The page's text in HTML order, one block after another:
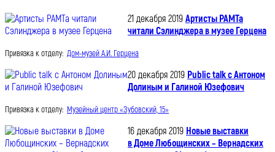
21 декабря 2019 Артисты РАМТа
читали Сэлинджера в музее Герцена
Привязка к отделу: Дом-музей А.И. Герцена
20 декабря 2019 Public talk с Антоном
Долиным и Галиной Юзефович
Привязка к отделу: Музейный центр «Зубовский, 15»
16 декабря 2019 Новые выставки
в Доме Любощинских – Вернадских